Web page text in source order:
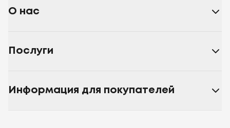
О нас
Послуги
Информация для покупателей